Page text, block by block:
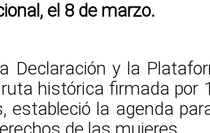
el 8 de marzo.
Declaración y la
histórica firmada por
estableció la agenda